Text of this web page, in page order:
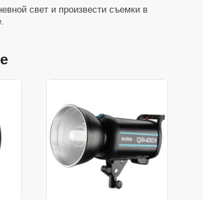
свет и произвести съемки в